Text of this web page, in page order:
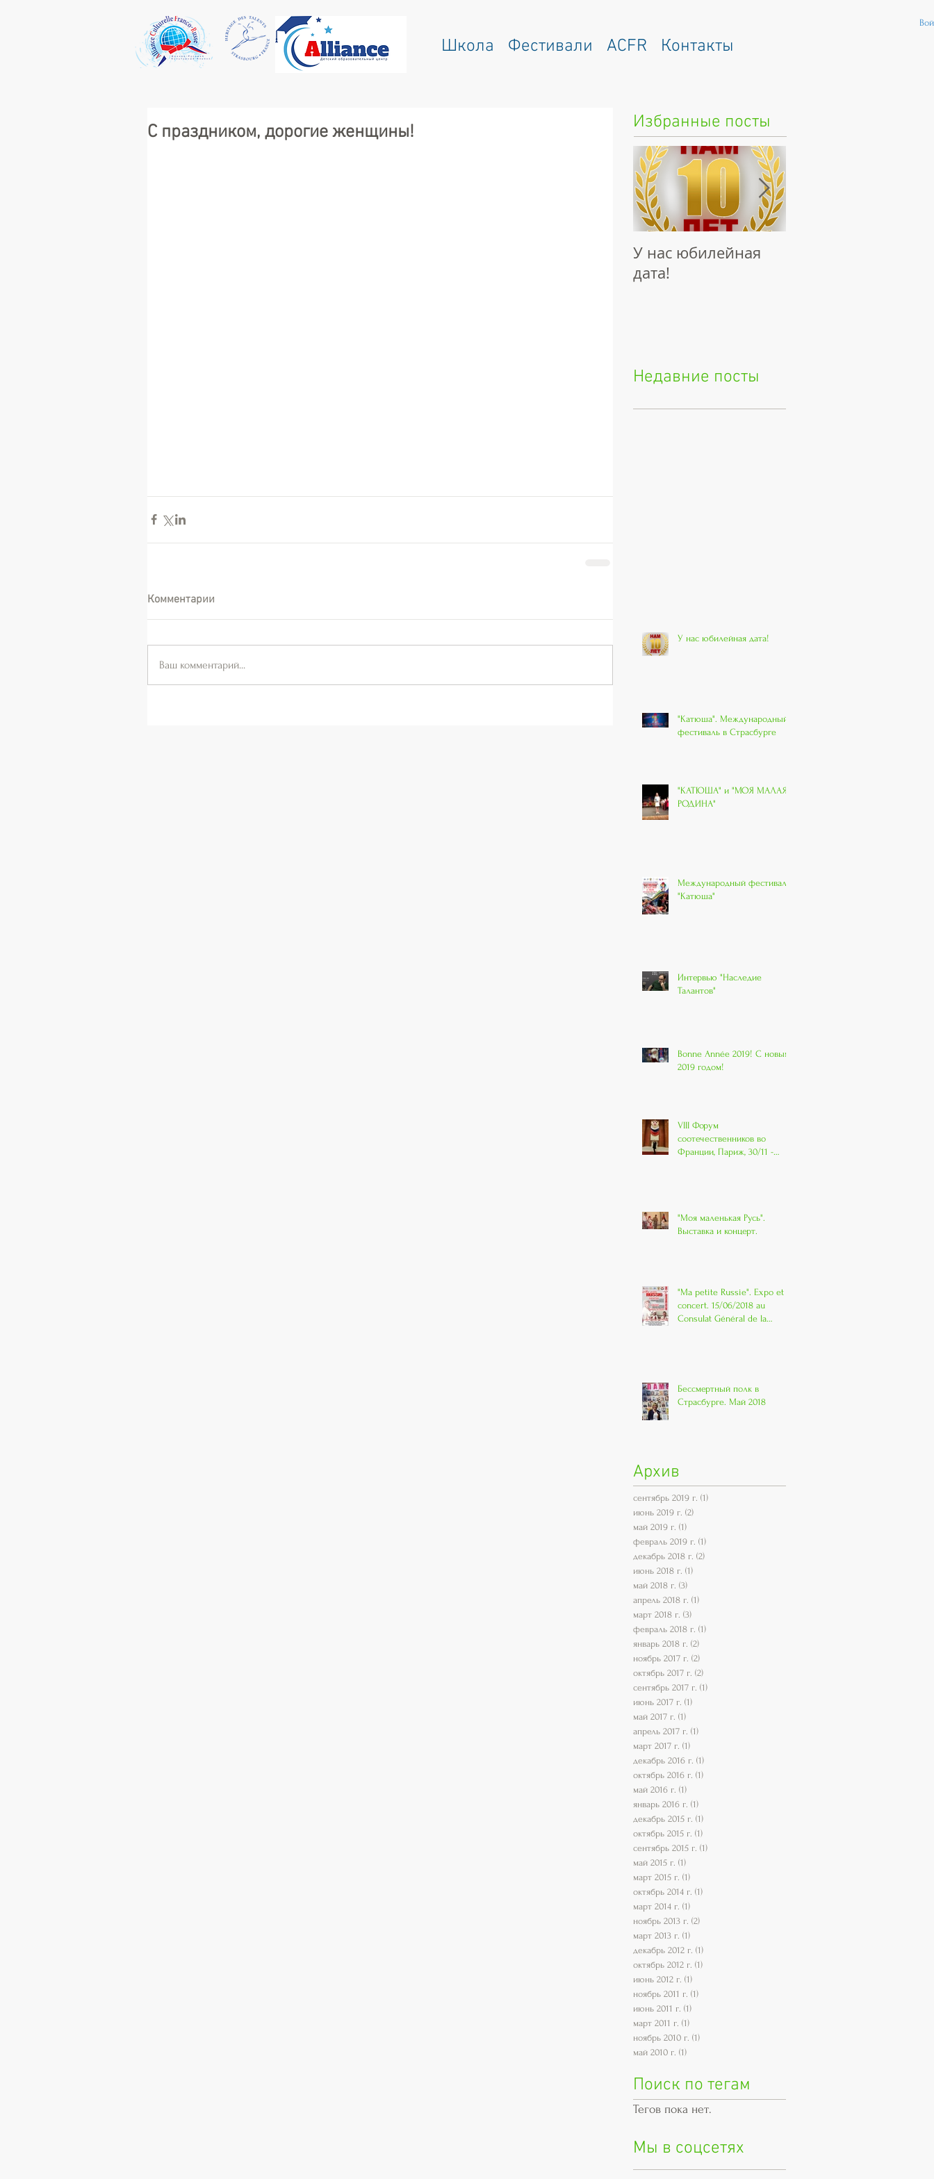
Школа Фестивали ACFR Контакты
С праздником, дорогие женщины!
Комментарии
Ваш комментарий...
Избранные посты
У нас юбилейная
дата!
Недавние посты
У нас юбилейная дата!
"Катюша". Международный
фестиваль в Страсбурге
"КАТЮША" и "МОЯ МАЛАЯ
РОДИНА"
Международный фестиваль
"Катюша"
Интервью "Наследие
Талантов"
Bonne Année 2019! С новым
2019 годом!
VIII Форум
соотечественников во
Франции, Париж, 30/11 -
"Моя маленькая Русь".
Выставка и концерт.
"Ma petite Russie". Expo et
concert. 15/06/2018 au
Consulat Général de la
Бессмертный полк в
Страсбурге. Май 2018
Архив
сентябрь 2019 г. (1)
июнь 2019 г. (2)
май 2019 г. (1)
февраль 2019 г. (1)
декабрь 2018 г. (2)
июнь 2018 г. (1)
май 2018 г. (3)
апрель 2018 г. (1)
март 2018 г. (3)
февраль 2018 г. (1)
январь 2018 г. (2)
ноябрь 2017 г. (2)
октябрь 2017 г. (2)
сентябрь 2017 г. (1)
июнь 2017 г. (1)
май 2017 г. (1)
апрель 2017 г. (1)
март 2017 г. (1)
декабрь 2016 г. (1)
октябрь 2016 г. (1)
май 2016 г. (1)
январь 2016 г. (1)
декабрь 2015 г. (1)
октябрь 2015 г. (1)
сентябрь 2015 г. (1)
май 2015 г. (1)
март 2015 г. (1)
октябрь 2014 г. (1)
март 2014 г. (1)
ноябрь 2013 г. (2)
март 2013 г. (1)
декабрь 2012 г. (1)
октябрь 2012 г. (1)
июнь 2012 г. (1)
ноябрь 2011 г. (1)
июнь 2011 г. (1)
март 2011 г. (1)
ноябрь 2010 г. (1)
май 2010 г. (1)
Поиск по тегам
Тегов пока нет.
Мы в соцсетях